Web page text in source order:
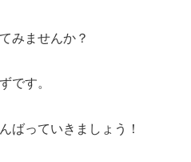
みませんか？
です。
ばっていきましょう！